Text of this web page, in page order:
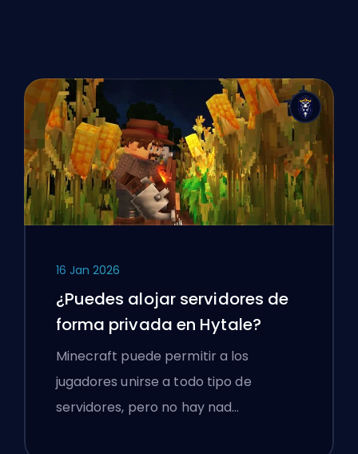
16 Jan 2026
¿Puedes alojar servidores de
forma privada en Hytale?
Minecraft puede permitir a los
jugadores unirse a todo tipo de
servidores, pero no hay nad…